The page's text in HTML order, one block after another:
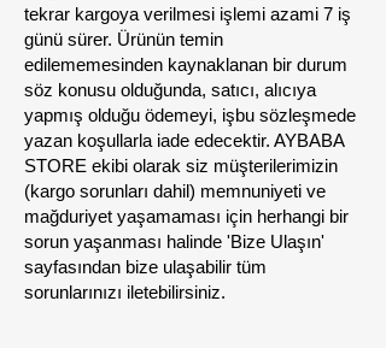
tekrar kargoya verilmesi işlemi azami 7 iş
günü sürer. Ürünün temin
edilememesinden kaynaklanan bir durum
söz konusu olduğunda, satıcı, alıcıya
yapmış olduğu ödemeyi, işbu sözleşmede
yazan koşullarla iade edecektir. AYBABA
STORE ekibi olarak siz müşterilerimizin
(kargo sorunları dahil) memnuniyeti ve
mağduriyet yaşamaması için herhangi bir
sorun yaşanması halinde 'Bize Ulaşın'
sayfasından bize ulaşabilir tüm
sorunlarınızı iletebilirsiniz.